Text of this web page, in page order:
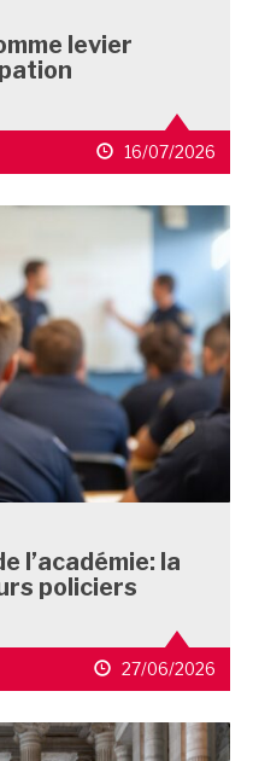
levier
16/07/2026
l’académie: la
policiers
27/06/2026